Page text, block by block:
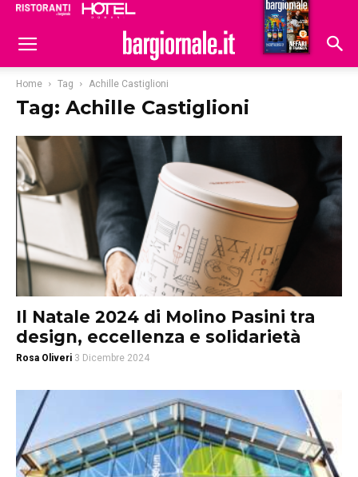
Hoteldomani
Home Tag Achille Castiglioni
Tag: Achille Castiglioni
Il Natale 2024 di Molino Pasini tra
design, eccellenza e solidarietà
Rosa Oliveri 3 Dicembre 2024